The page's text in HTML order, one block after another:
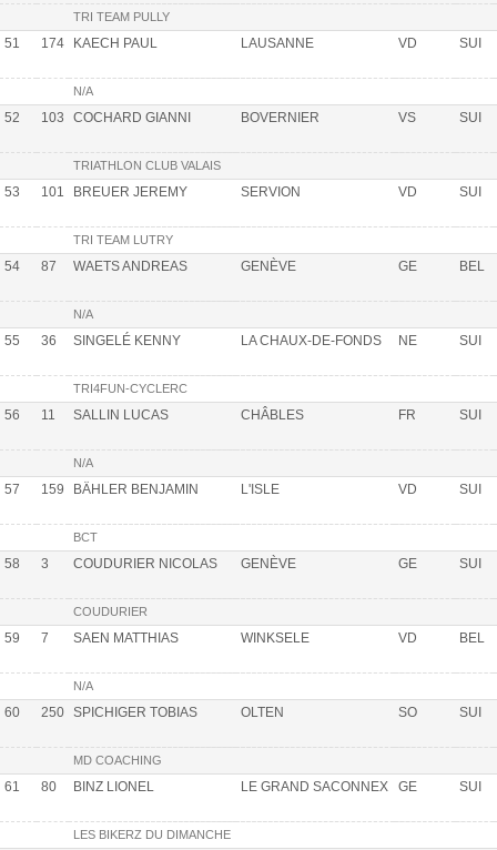
TRI TEAM PULLY
51 174 KAECH PAUL LAUSANNE VD SUI
N/A
52 103 COCHARD GIANNI BOVERNIER VS SUI
TRIATHLON CLUB VALAIS
53 101 BREUER JEREMY SERVION VD SUI
TRI TEAM LUTRY
54 87 WAETS ANDREAS GENÈVE GE BEL
N/A
55 36 SINGELÉ KENNY LA CHAUX-DE-FONDS NE SUI
TRI4FUN-CYCLERC
56 11 SALLIN LUCAS CHÂBLES FR SUI
N/A
57 159 BÄHLER BENJAMIN L'ISLE VD SUI
BCT
58 3 COUDURIER NICOLAS GENÈVE GE SUI
COUDURIER
59 7 SAEN MATTHIAS WINKSELE VD BEL
N/A
60 250 SPICHIGER TOBIAS OLTEN SO SUI
MD COACHING
61 80 BINZ LIONEL LE GRAND SACONNEX GE SUI
LES BIKERZ DU DIMANCHE